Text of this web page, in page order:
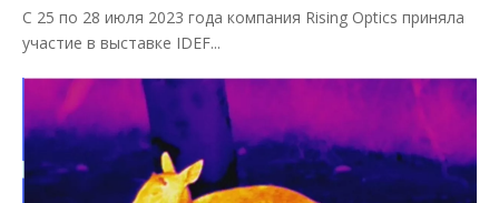
С 25 по 28 июля 2023 года компания Rising Optics приняла
участие в выставке IDEF...